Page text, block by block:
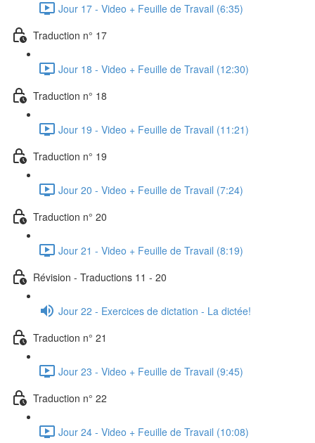
Jour 17 - Video + Feuille de Travail (6:35)
Traduction n° 17
Jour 18 - Video + Feuille de Travail (12:30)
Traduction n° 18
Jour 19 - Video + Feuille de Travail (11:21)
Traduction n° 19
Jour 20 - Video + Feuille de Travail (7:24)
Traduction n° 20
Jour 21 - Video + Feuille de Travail (8:19)
Révision - Traductions 11 - 20
Jour 22 - Exercices de dictation - La dictée!
Traduction n° 21
Jour 23 - Video + Feuille de Travail (9:45)
Traduction n° 22
Jour 24 - Video + Feuille de Travail (10:08)